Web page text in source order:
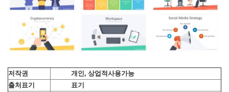
저작권
개인, 상업적사용가능
출처표기
표기